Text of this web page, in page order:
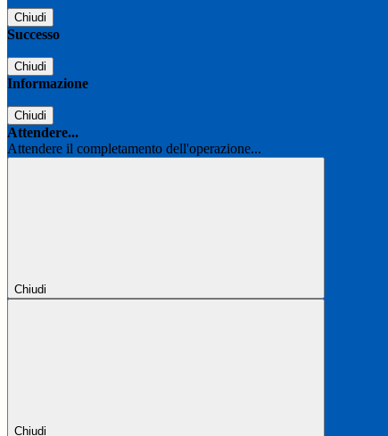
Chiudi
Successo
Chiudi
Informazione
Chiudi
Attendere...
Attendere il completamento dell'operazione...
Chiudi
Chiudi